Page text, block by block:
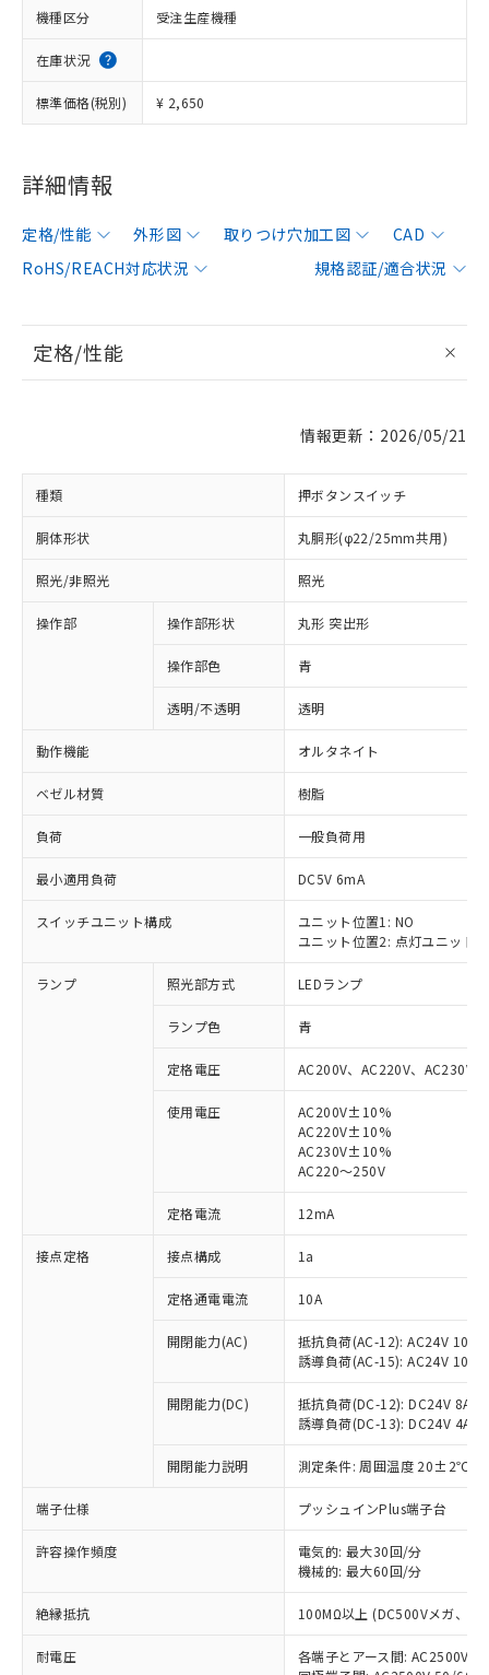
機種区分 受注生産機種
在庫状況
標準価格(税別) ¥ 2,650
詳細情報
定格/性能 外形図 取りつけ穴加工図
CAD
RoHS/REACH対応状況
規格認証/適合状況
定格/性能
情報更新：2026/05/21
種類 押ボタンスイッチ
胴体形状 丸胴形(φ22/25mm共用)
照光/非照光 照光
操作部 操作部形状 丸形 突出形
操作部色 青
透明/不透明 透明
動作機能 オルタネイト
ベゼル材質 樹脂
負荷 一般負荷用
最小適用負荷 DC5V 6mA
スイッチユニット構成
ユニット位置1: NO
ユニット位置2: 点灯ユニット
ランプ 照光部方式 LEDランプ
ランプ色 青
定格電圧 AC200V、AC220V、AC230V
使用電圧
AC200V±10%
AC220V±10%
AC230V±10%
AC220～250V
定格電流 12mA
接点定格 接点構成 1a
定格通電電流 10A
開閉能力(AC)
抵抗負荷(AC-12): AC24V 10A/
誘導負荷(AC-15): AC24V
開閉能力(DC)
抵抗負荷(DC-12): DC24V 8A/
誘導負荷(DC-13): DC24V 4A/
開閉能力説明 測定条件: 周囲温度 20±2℃、
端子仕様 プッシュインPlus端子台
許容操作頻度
電気的: 最大30回/分
機械的: 最大60回/分
絶縁抵抗 100MΩ以上 (DC500Vメガ、点
耐電圧
各端子とアース間: AC2500V
ご利用条件
以下の条件をお読みいただき、同意のうえ
本サービスは、当社制御機器事業取扱
商品の当社在庫状況および標準価格
(税抜)を提供させていただくもので
当社制御機器事業取扱商品の中には、
本サービスの対象外となる商品もある
ことをご了承ください。
在庫状況および標準価格照会結果は、
記載している更新日時点での社内デー
タに基づき作成されるものであり、閲
準価格とは異なる場合があることをご
対応済み：EU RoHS指令（10物質）の
非含有に対応した製品が提供可能な商品で
対応予定：EU RoHS指令（10物質）の非含
有に対応した製品に切り替える予定のある
対応予定なし：EU RoHS指令（10物質）の
非含有に非対応の商品で、対応品を出す予
調査・確認中：EU RoHS指令（10物質）の
非含有の対応状況を調査中または確認中の
非該当品：ライセンス料など無形物で、有
害物質有無と関係のない商品です。
仕入先様の事情により、非含有部品として
いたものが、含有品と判明した場合などや
むを得ず変更することがあります。
*EU RoHS指令（10物質）：
鉛(Pb) 1000ppm以下、 水銀(Hg) 1000ppm以下、 カド
六価クロム(Cr(Ⅵ)) 1000ppm以下、ポリ臭化ビフェニル
「○」：最大均質材料含有率が中国RoHSの
基準値以下であることを示します。
「×」：最大均質材料含有率が中国RoHSの
基準値を超えていることを示します。
「－」：未確認です。当社販売部門へお問
当社は、これら貴社製品のうち、外国
為替および外国貿易法に定める商品
（以下｢規制貨物等」という）を輸出
または国外への提供する場合は、日本
国政府の輸出許可(または役務取引許
可)を取得するなどの必要な手続きを